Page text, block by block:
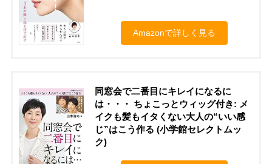
Amazonで詳しく見る
同窓会で二番目にキレイになるに
は・・・ ちょこっとウィッグ付き: メ
イクも髪もイタくない大人の“いい感
じ”はこう作る (小学館セレクトムッ
ク)